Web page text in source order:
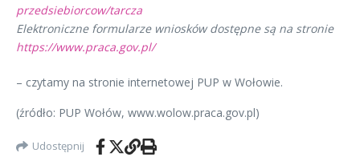
przedsiebiorcow/tarcza
Elektroniczne formularze wniosków dostępne są na stronie
https://www.praca.gov.pl/
– czytamy na stronie internetowej PUP w Wołowie.
(źródło: PUP Wołów, www.wolow.praca.gov.pl)
Udostępnij